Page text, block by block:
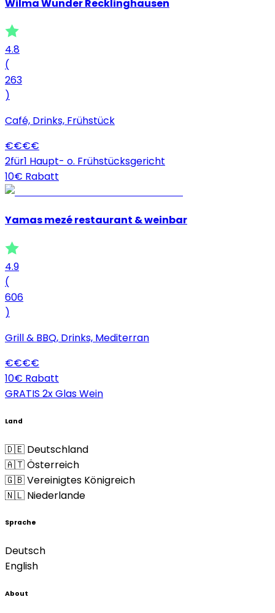
Wilma Wunder Recklinghausen
4.8
(
263
)
Café, Drinks, Frühstück
€€€€
2für1 Haupt- o. Frühstücksgericht
10€ Rabatt
Yamas mezé restaurant & weinbar
4.9
(
606
)
Grill & BBQ, Drinks, Mediterran
€€€€
10€ Rabatt
GRATIS 2x Glas Wein
Land
🇩🇪 Deutschland
🇦🇹 Österreich
🇬🇧 Vereinigtes Königreich
🇳🇱 Niederlande
Sprache
Deutsch
English
About